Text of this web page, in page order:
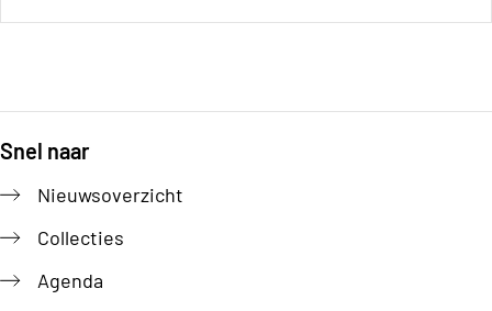
Snel naar
Nieuwsoverzicht
Collecties
Agenda